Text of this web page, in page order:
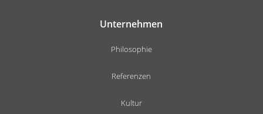
Unternehmen
Philosophie
Referenzen
Kultur